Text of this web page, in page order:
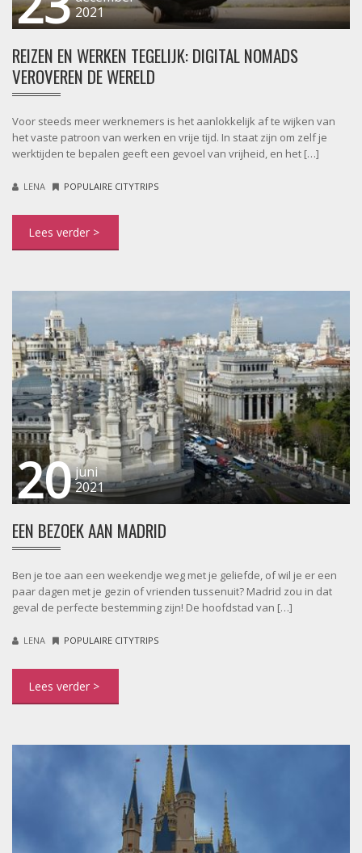
2021
REIZEN EN WERKEN TEGELIJK: DIGITAL NOMADS
VEROVEREN DE WERELD
Voor steeds meer werknemers is het aanlokkelijk af te wijken van
het vaste patroon van werken en vrije tijd. In staat zijn om zelf je
werktijden te bepalen geeft een gevoel van vrijheid, en het […]
LENA POPULAIRE CITYTRIPS
20 juni
2021
EEN BEZOEK AAN MADRID
Ben je toe aan een weekendje weg met je geliefde, of wil je er een
paar dagen met je gezin of vrienden tussenuit? Madrid zou in dat
geval de perfecte bestemming zijn! De hoofdstad van […]
LENA POPULAIRE CITYTRIPS